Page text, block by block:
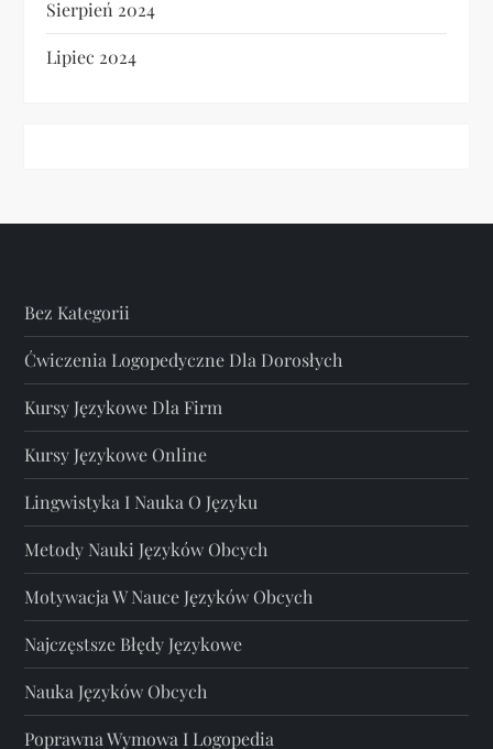
Sierpień 2024
Lipiec 2024
Bez Kategorii
Ćwiczenia Logopedyczne Dla Dorosłych
Kursy Językowe Dla Firm
Kursy Językowe Online
Lingwistyka I Nauka O Języku
Metody Nauki Języków Obcych
Motywacja W Nauce Języków Obcych
Najczęstsze Błędy Językowe
Nauka Języków Obcych
Poprawna Wymowa I Logopedia